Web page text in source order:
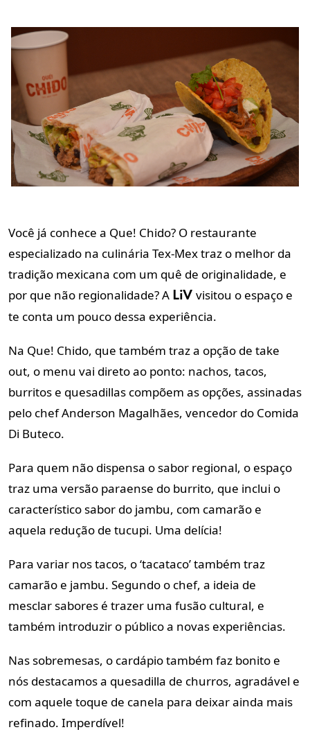
Você já conhece a Que! Chido? O restaurante
especializado na culinária Tex-Mex traz o melhor da
tradição mexicana com um quê de originalidade, e
por que não regionalidade? A LiV visitou o espaço e
te conta um pouco dessa experiência.
Na Que! Chido, que também traz a opção de take
out, o menu vai direto ao ponto: nachos, tacos,
burritos e quesadillas compõem as opções, assinadas
pelo chef Anderson Magalhães, vencedor do Comida
Di Buteco.
Para quem não dispensa o sabor regional, o espaço
traz uma versão paraense do burrito, que inclui o
característico sabor do jambu, com camarão e
aquela redução de tucupi. Uma delícia!
Para variar nos tacos, o ‘tacataco’ também traz
camarão e jambu. Segundo o chef, a ideia de
mesclar sabores é trazer uma fusão cultural, e
também introduzir o público a novas experiências.
Nas sobremesas, o cardápio também faz bonito e
nós destacamos a quesadilla de churros, agradável e
com aquele toque de canela para deixar ainda mais
refinado. Imperdível!